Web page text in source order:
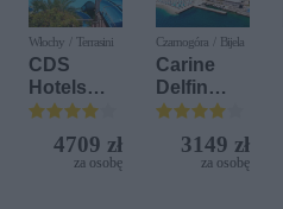
Włochy / Terrasini
CDS
Hotels
Terrasini
(ex. Citta
del Mare)
4709 zł
za osobę
Czarnogóra / Bijela
Carine
Delfin
Bijela (ex.
Iberostar
Bijela
3149 zł
za osobę